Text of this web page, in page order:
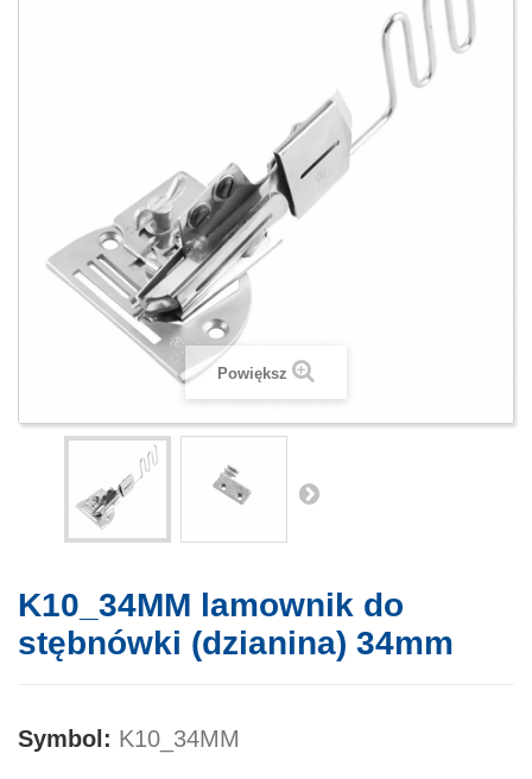
Powiększ
K10_34MM lamownik do
stębnówki (dzianina) 34mm
Symbol: K10_34MM